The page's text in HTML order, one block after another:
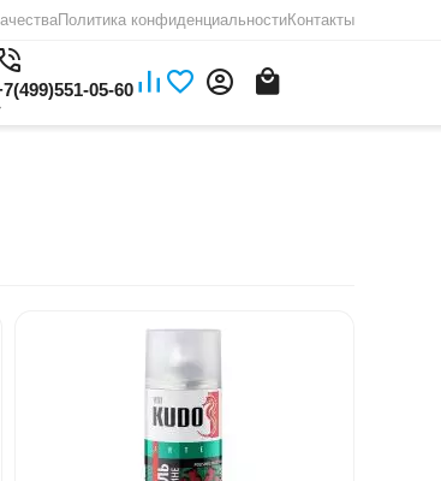
Политика конфиденциальностиКонтакты
05-60